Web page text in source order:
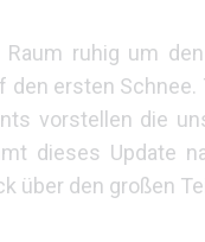
ruhig um
ersten
vorstellen die
dieses Update
über den großen